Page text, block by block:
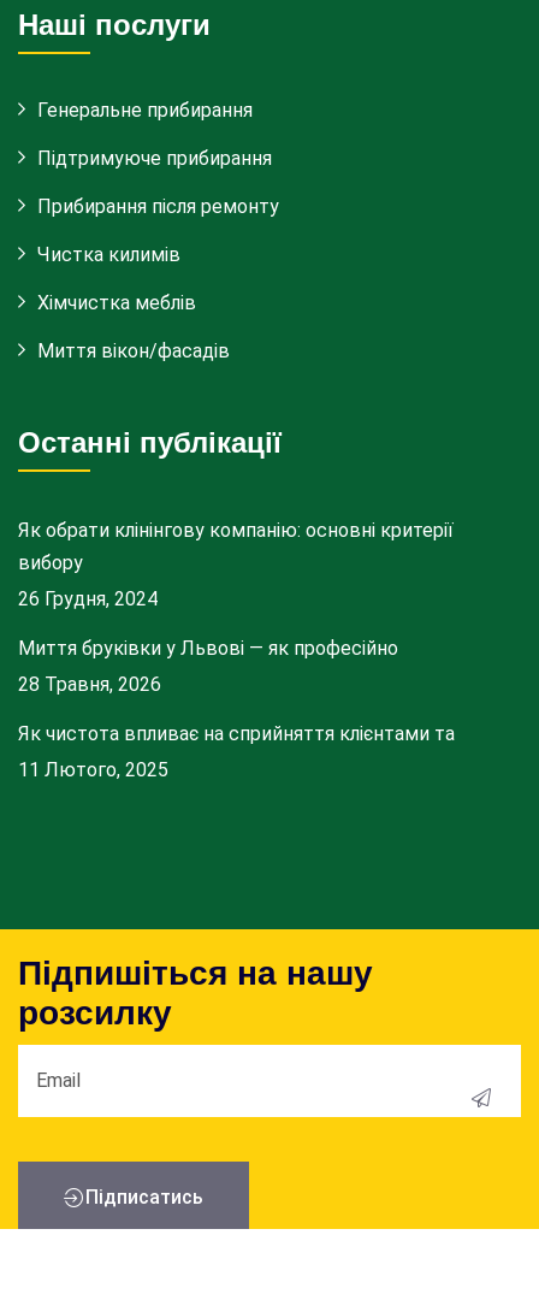
Наші послуги
Генеральне прибирання
Підтримуюче прибирання
Прибирання після ремонту
Чистка килимів
Хімчистка меблів
Миття вікон/фасадів
Останні публікації
Як обрати клінінгову компанію: основні критерії
вибору
26 Грудня, 2024
Миття бруківки у Львові — як професійно
28 Травня, 2026
Як чистота впливає на сприйняття клієнтами та
11 Лютого, 2025
Підпишіться на нашу
розсилку
Пiдписатись